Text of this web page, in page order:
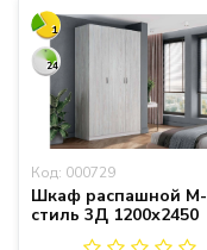
1
24
Код: 000729
Шкаф распашной М-
стиль 3Д 1200х2450